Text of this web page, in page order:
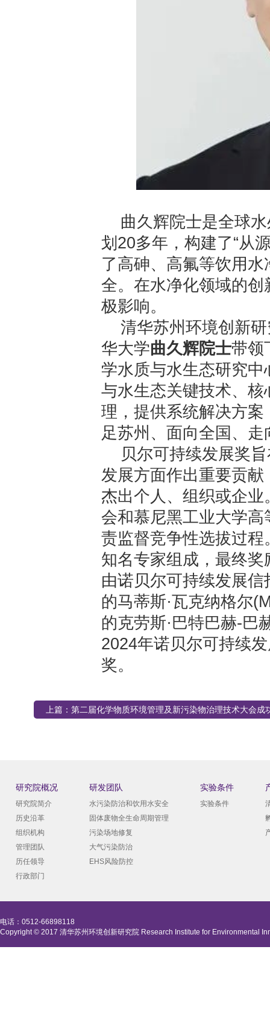
曲久辉院士是全球
划20多年，构建了“从
了高砷、高氟等饮用
全。在水净化领域的
极影响。
清华苏州环境创新研
华大学曲久辉院士带领
学水质与水生态研究
与水生态关键技术、
理，提供系统解决方
足苏州、面向全国、
贝尔可持续发展奖
发展方面作出重要贡
杰出个人、组织或企
会和慕尼黑工业大学
责监督竞争性选拔过
知名专家组成，最终
由诺贝尔可持续发展
的马蒂斯·瓦克纳格尔
的克劳斯·巴特巴赫-巴
2024年诺贝尔可持续
奖。
上篇： 第二届化学物质环境管理及新污染物治理技术大会成
研究院概况
研究院简介
历史沿革
组织机构
管理团队
历任领导
行政部门
研发团队
水污染防治和饮用水安全
固体废物全生命周期管理
污染场地修复
大气污染防治
EHS风险防控
实验条件
实验条件
电话：0512-66898118
Copyright © 2017 清华苏州环境创新研究院 Research Institute for Environmental